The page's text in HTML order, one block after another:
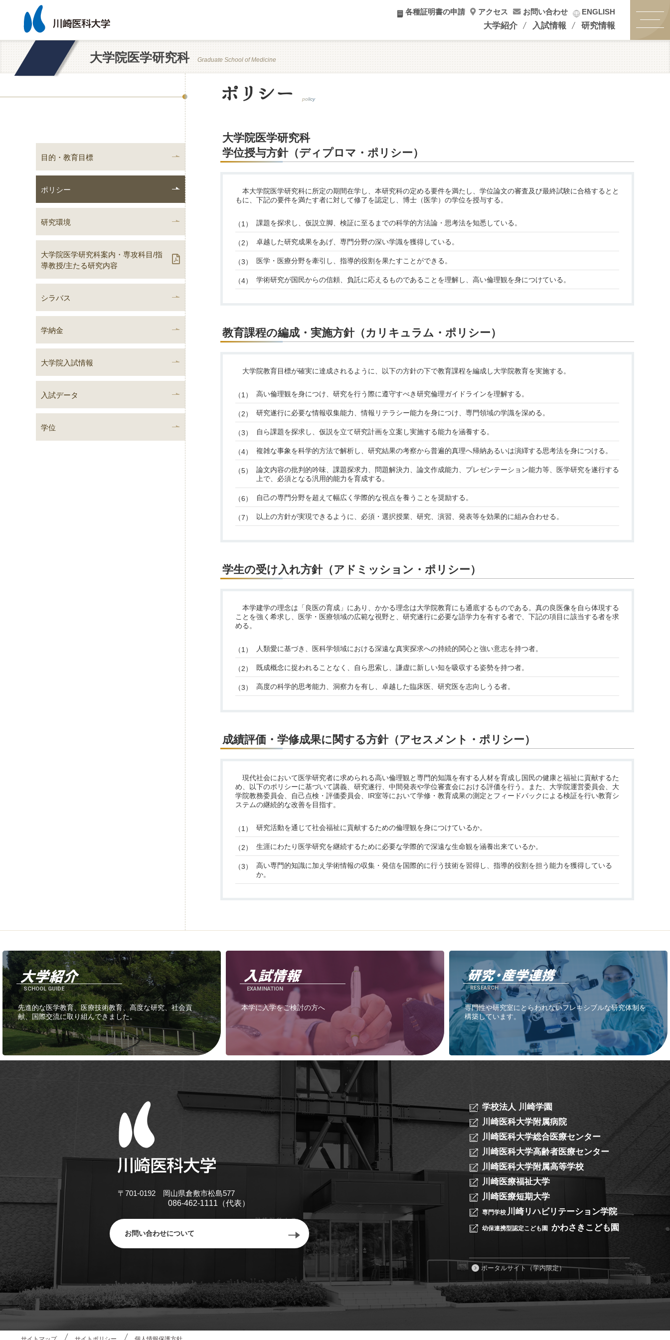
各種証明書の申請 アクセス お問い合わせ ENGLISH
大学紹介 入試情報 研究情報
大学院医学研究科 Graduate School of Medicine
目的・教育目標
ポリシー
研究環境
大学院医学研究科案内・専攻科目/指
導教授/主たる研究内容
シラバス
学納金
大学院入試情報
入試データ
学位
ポリシー policy
大学院医学研究科
学位授与方針（ディプロマ・ポリシー）
本大学院医学研究科に所定の期間在学し、本研究科の定める要件を満たし、学位論文の審査及び最終試験に合格するとと
もに、下記の要件を満たす者に対して修了を認定し、博士（医学）の学位を授与する。
課題を探求し、仮説立脚、検証に至るまでの科学的方法論・思考法を知悉している。
卓越した研究成果をあげ、専門分野の深い学識を獲得している。
医学・医療分野を牽引し、指導的役割を果たすことができる。
学術研究が国民からの信頼、負託に応えるものであることを理解し、高い倫理観を身につけている。
教育課程の編成・実施方針（カリキュラム・ポリシー）
大学院教育目標が確実に達成されるように、以下の方針の下で教育課程を編成し大学院教育を実施する。
高い倫理観を身につけ、研究を行う際に遵守すべき研究倫理ガイドラインを理解する。
研究遂行に必要な情報収集能力、情報リテラシー能力を身につけ、専門領域の学識を深める。
自ら課題を探求し、仮説を立て研究計画を立案し実施する能力を涵養する。
複雑な事象を科学的方法で解析し、研究結果の考察から普遍的真理へ帰納あるいは演繹する思考法を身につける。
論文内容の批判的吟味、課題探求力、問題解決力、論文作成能力、プレゼンテーション能力等、医学研究を遂行する
上で、必須となる汎用的能力を育成する。
自己の専門分野を超えて幅広く学際的な視点を養うことを奨励する。
以上の方針が実現できるように、必須・選択授業、研究、演習、発表等を効果的に組み合わせる。
学生の受け入れ方針（アドミッション・ポリシー）
本学建学の理念は「良医の育成」にあり、かかる理念は大学院教育にも通底するものである。真の良医像を自ら体現する
ことを強く希求し、医学・医療領域の広範な視野と、研究遂行に必要な語学力を有する者で、下記の項目に該当する者を求
める。
人類愛に基づき、医科学領域における深遠な真実探求への持続的関心と強い意志を持つ者。
既成概念に捉われることなく、自ら思索し、謙虚に新しい知を吸収する姿勢を持つ者。
高度の科学的思考能力、洞察力を有し、卓越した臨床医、研究医を志向しうる者。
成績評価・学修成果に関する方針（アセスメント・ポリシー）
現代社会において医学研究者に求められる高い倫理観と専門的知識を有する人材を育成し国民の健康と福祉に貢献するた
め、以下のポリシーに基づいて講義、研究遂行、中間発表や学位審査会における評価を行う。また、大学院運営委員会、大
学院教務委員会、自己点検・評価委員会、IR室等において学修・教育成果の測定とフィードバックによる検証を行い教育シ
ステムの継続的な改善を目指す。
研究活動を通じて社会福祉に貢献するための倫理観を身につけているか。
生涯にわたり医学研究を継続するために必要な学際的で深遠な生命観を涵養出来ているか。
高い専門的知識に加え学術情報の収集・発信を国際的に行う技術を習得し、指導的役割を担う能力を獲得している
か。
SCHOOL GUIDE
先進的な医学教育、医療技術教育、高度な研究、社会貢
献、国際交流に取り組んできました。
EXAMINATION
本学に入学をご検討の方へ
RESEARCH
専門性や研究室にとらわれないフレキシブルな研究体制を
構築しています。
〒701-0192 岡山県倉敷市松島577
086-462-1111（代表）
お問い合わせについて
学校法人 川崎学園
川崎医科大学附属病院
川崎医科大学総合医療センター
川崎医科大学高齢者医療センター
川崎医科大学附属高等学校
川崎医療福祉大学
川崎医療短期大学
専門学校 川崎リハビリテーション学院
幼保連携型認定こども園 かわさきこども園
ポータルサイト（学内限定）